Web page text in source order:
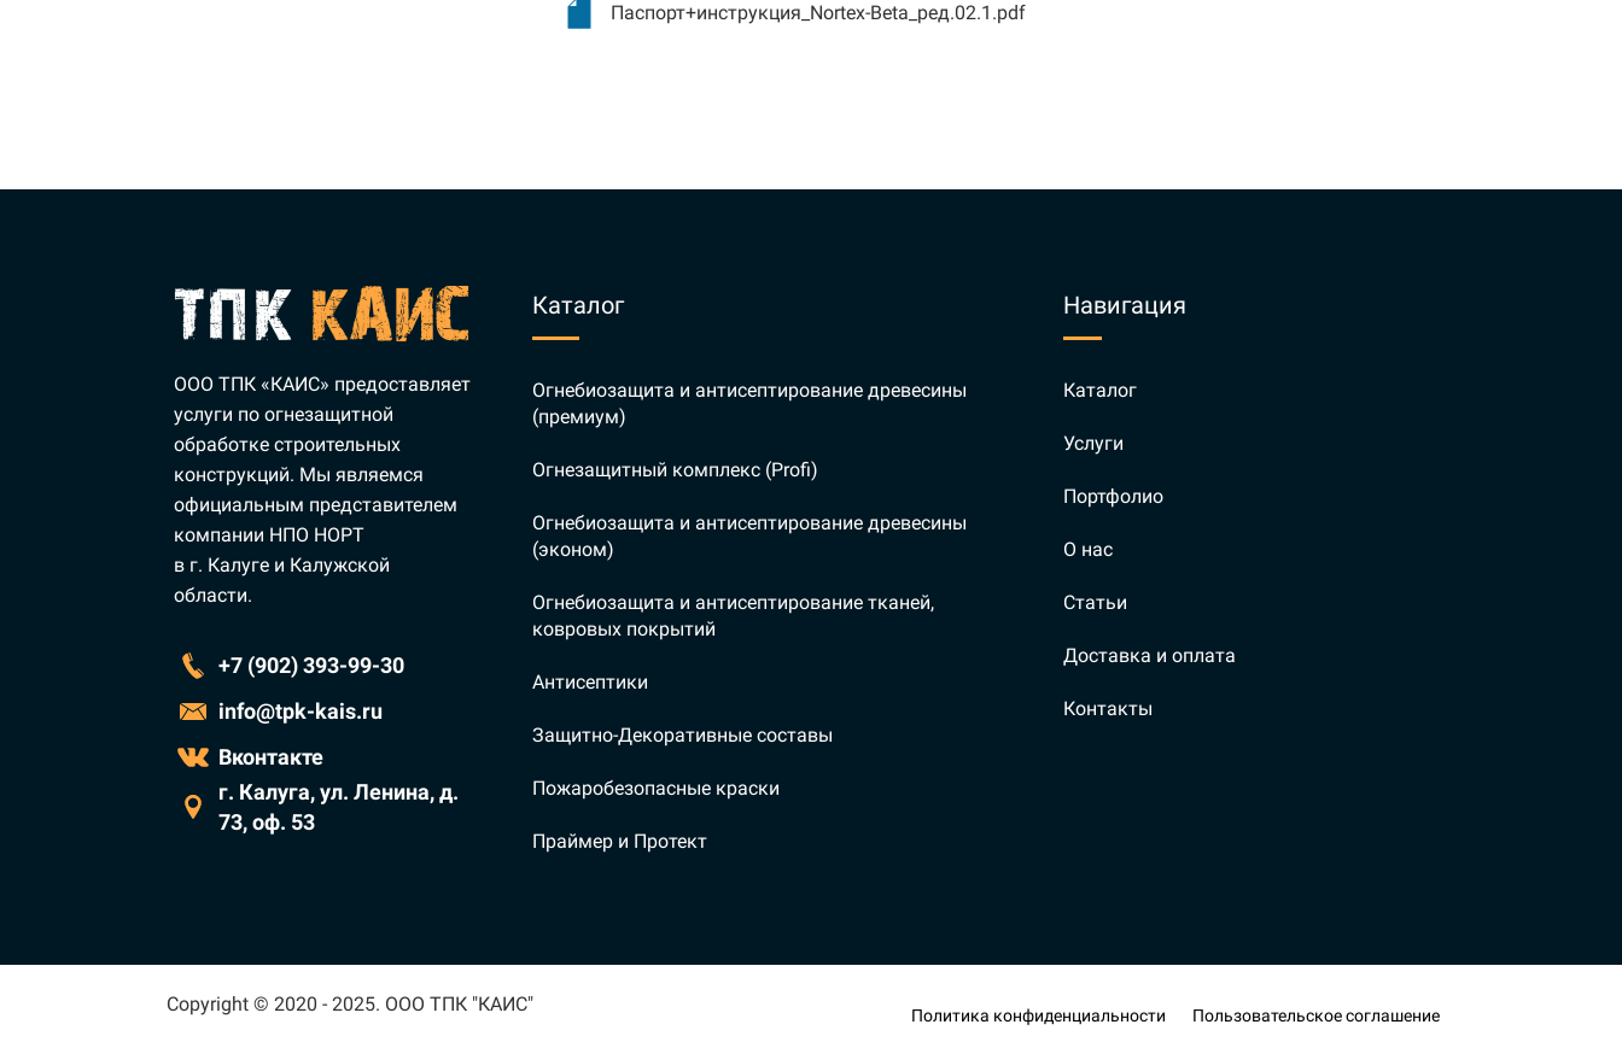
Паспорт+инструкция_Nortex-Beta_ред.02.1.pdf
ООО ТПК «КАИС» предоставляет
услуги по огнезащитной
обработке строительных
конструкций. Мы являемся
официальным представителем
компании НПО НОРТ
в г. Калуге и Калужской
области.
+7 (902) 393-99-30
info@tpk-kais.ru
Вконтакте
г. Калуга, ул. Ленина, д.
73, оф. 53
Каталог
Огнебиозащита и антисептирование древесины
(премиум)
Огнезащитный комплекс (Profi)
Огнебиозащита и антисептирование древесины
(эконом)
Огнебиозащита и антисептирование тканей,
ковровых покрытий
Антисептики
Защитно-Декоративные составы
Пожаробезопасные краски
Праймер и Протект
Навигация
Каталог
Услуги
Портфолио
О нас
Статьи
Доставка и оплата
Контакты
Copyright © 2020 - 2025. ООО ТПК "КАИС" Политика конфиденциальности Пользовательское соглашение